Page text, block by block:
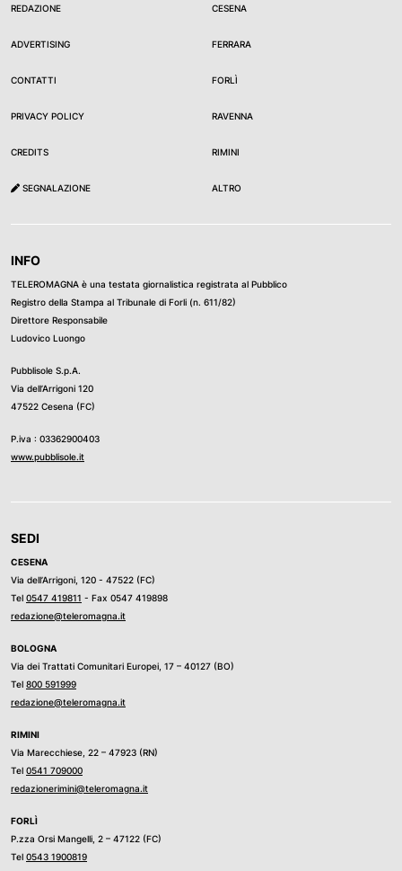
REDAZIONE
ADVERTISING
CONTATTI
PRIVACY POLICY
CREDITS
SEGNALAZIONE
CESENA
FERRARA
FORLÌ
RAVENNA
RIMINI
ALTRO
INFO
TELEROMAGNA è una testata giornalistica registrata al Pubblico
Registro della Stampa al Tribunale di Forli (n. 611/82)
Direttore Responsabile
Ludovico Luongo
Pubblisole S.p.A.
Via dell’Arrigoni 120
47522 Cesena (FC)
P.iva : 03362900403
www.pubblisole.it
SEDI
CESENA
Via dell’Arrigoni, 120 - 47522 (FC)
Tel 0547 419811 - Fax 0547 419898
redazione@teleromagna.it
BOLOGNA
Via dei Trattati Comunitari Europei, 17 – 40127 (BO)
Tel 800 591999
redazione@teleromagna.it
RIMINI
Via Marecchiese, 22 – 47923 (RN)
Tel 0541 709000
redazionerimini@teleromagna.it
FORLÌ
P.zza Orsi Mangelli, 2 – 47122 (FC)
Tel 0543 1900819